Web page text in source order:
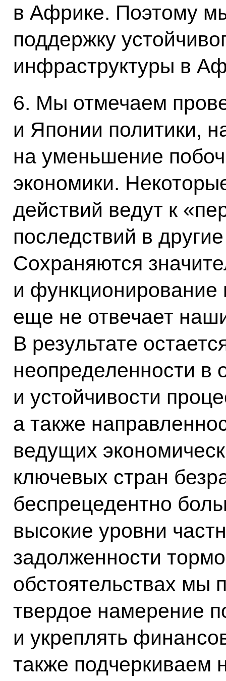
в Африке. Поэтому
поддержку
инфраструктуры в
6. Мы отмечаем
и Японии политики,
на уменьшение
экономики.
действий ведут к
последствий в
Сохраняются
и функционирование
еще не отвечает
В результате
неопределенности в
и устойчивости
а также
ведущих
ключевых стран
беспрецедентно
высокие уровни
задолженности
обстоятельствах мы
твердое намерение
и укреплять
также подчеркиваем